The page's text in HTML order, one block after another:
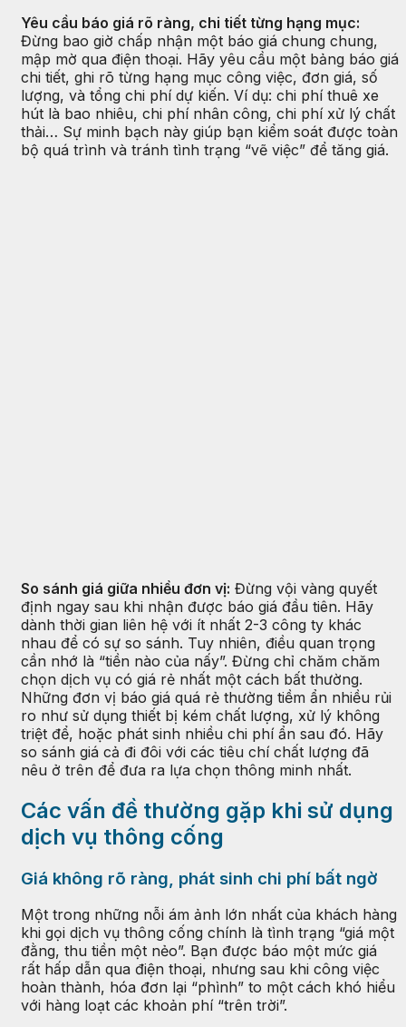
Yêu cầu báo giá rõ ràng, chi tiết từng hạng mục:
Đừng bao giờ chấp nhận một báo giá chung chung,
mập mờ qua điện thoại. Hãy yêu cầu một bảng báo giá
chi tiết, ghi rõ từng hạng mục công việc, đơn giá, số
lượng, và tổng chi phí dự kiến. Ví dụ: chi phí thuê xe
hút là bao nhiêu, chi phí nhân công, chi phí xử lý chất
thải… Sự minh bạch này giúp bạn kiểm soát được toàn
bộ quá trình và tránh tình trạng “vẽ việc” để tăng giá.
So sánh giá giữa nhiều đơn vị: Đừng vội vàng quyết
định ngay sau khi nhận được báo giá đầu tiên. Hãy
dành thời gian liên hệ với ít nhất 2-3 công ty khác
nhau để có sự so sánh. Tuy nhiên, điều quan trọng
cần nhớ là “tiền nào của nấy”. Đừng chỉ chăm chăm
chọn dịch vụ có giá rẻ nhất một cách bất thường.
Những đơn vị báo giá quá rẻ thường tiềm ẩn nhiều rủi
ro như sử dụng thiết bị kém chất lượng, xử lý không
triệt để, hoặc phát sinh nhiều chi phí ẩn sau đó. Hãy
so sánh giá cả đi đôi với các tiêu chí chất lượng đã
nêu ở trên để đưa ra lựa chọn thông minh nhất.
Các vấn đề thường gặp khi sử dụng
dịch vụ thông cống
Giá không rõ ràng, phát sinh chi phí bất ngờ
Một trong những nỗi ám ảnh lớn nhất của khách hàng
khi gọi dịch vụ thông cống chính là tình trạng “giá một
đằng, thu tiền một nẻo”. Bạn được báo một mức giá
rất hấp dẫn qua điện thoại, nhưng sau khi công việc
hoàn thành, hóa đơn lại “phình” to một cách khó hiểu
với hàng loạt các khoản phí “trên trời”.